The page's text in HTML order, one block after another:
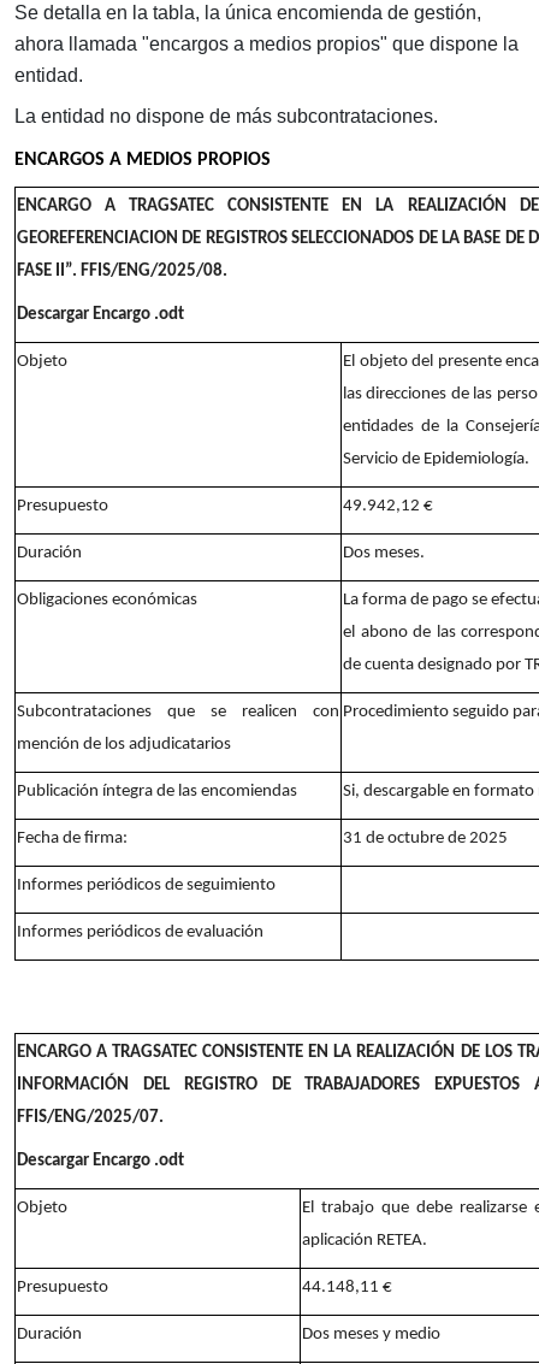
Se detalla en la tabla, la única encomienda de gestión,
ahora llamada "encargos a medios propios" que dispone la
entidad.
La entidad no dispone de más subcontrataciones.
ENCARGOS A MEDIOS PROPIOS
ENCARGO A TRAGSATEC CONSISTENTE EN LA REALIZACIÓN
GEOREFERENCIACION DE REGISTROS SELECCIONADOS DE LA BASE
FASE II”. FFIS/ENG/2025/08.
Descargar Encargo .odt
Objeto
El objeto del presente
las direcciones de las
entidades de la
Servicio de Epidemiología.
Presupuesto 49.942,12 €
Duración Dos meses.
Obligaciones económicas
La forma de pago se
el abono de las
de cuenta designado por
Subcontrataciones que se realicen con
mención de los adjudicatarios
Procedimiento seguido
Publicación íntegra de las encomiendas Si, descargable en
Fecha de firma: 31 de octubre de 2025
Informes periódicos de seguimiento
Informes periódicos de evaluación
ENCARGO A TRAGSATEC CONSISTENTE EN LA REALIZACIÓN DE LOS
INFORMACIÓN DEL REGISTRO DE TRABAJADORES
FFIS/ENG/2025/07.
Descargar Encargo .odt
Objeto
El trabajo que debe realizarse
aplicación RETEA.
Presupuesto 44.148,11 €
Duración Dos meses y medio